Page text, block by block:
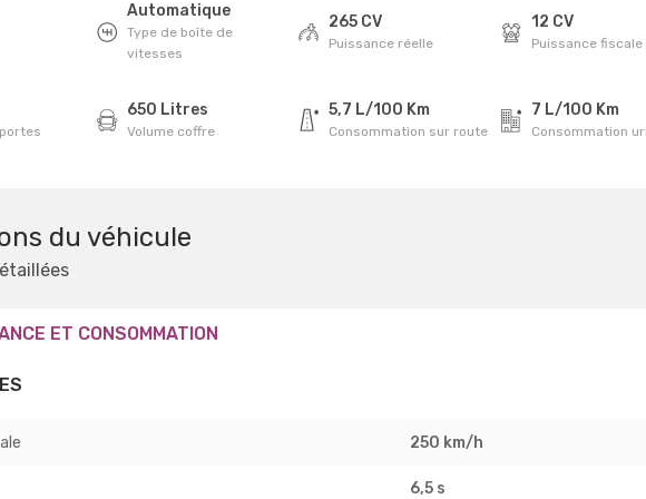
Automatique
Type de boîte de
vitesses
265 CV
Puissance réelle
12 CV
Puissance fiscale
650 Litres
Volume coffre
5,7 L/100 Km
Consommation sur route
7 L/100 Km
Consommation
du véhicule
ET CONSOMMATION
250 km/h
6,5 s